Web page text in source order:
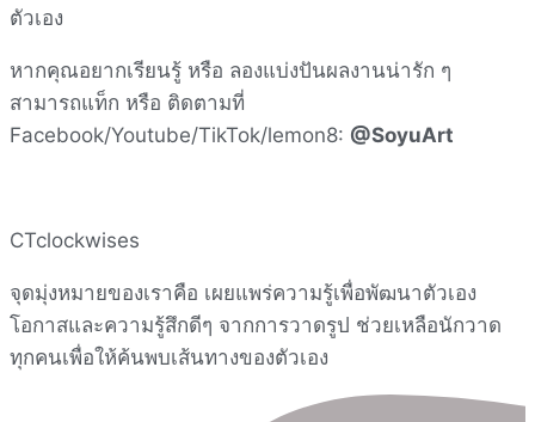
ตัวเอง
หากคุณอยากเรียนรู้ หรือ ลองแบ่งปันผลงานน่ารัก ๆ
สามารถแท็ก หรือ ติดตามที่
Facebook/Youtube/TikTok/lemon8: @SoyuArt
CTclockwises
จุดมุ่งหมายของเราคือ เผยแพร่ความรู้เพื่อพัฒนาตัวเอง
โอกาสและความรู้สึกดีๆ จากการวาดรูป ช่วยเหลือนักวาด
ทุกคนเพื่อให้ค้นพบเส้นทางของตัวเอง